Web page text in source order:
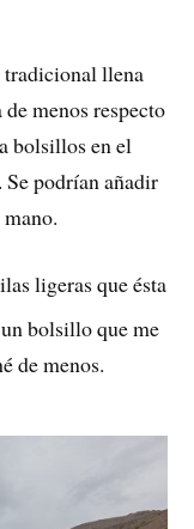
tradicional llena
menos respecto
bolsillos en el
podrían añadir
ligeras que ésta
bolsillo que me
de menos.